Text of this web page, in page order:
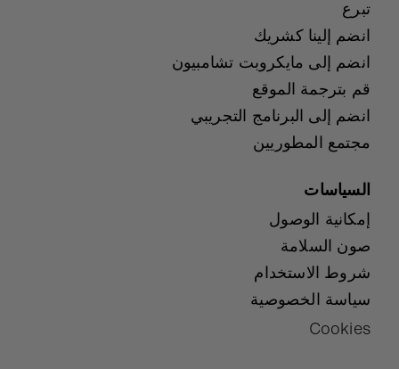
تبرع
انضم إلينا كشريك
انضم إلى مايكروبت تشامبيون
قم بترجمة الموقع
انضم إلى البرنامج التجريبي
مجتمع المطوريين
السياسات
إمكانية الوصول
صون السلامة
شروط الاستخدام
سياسة الخصوصية
Cookies